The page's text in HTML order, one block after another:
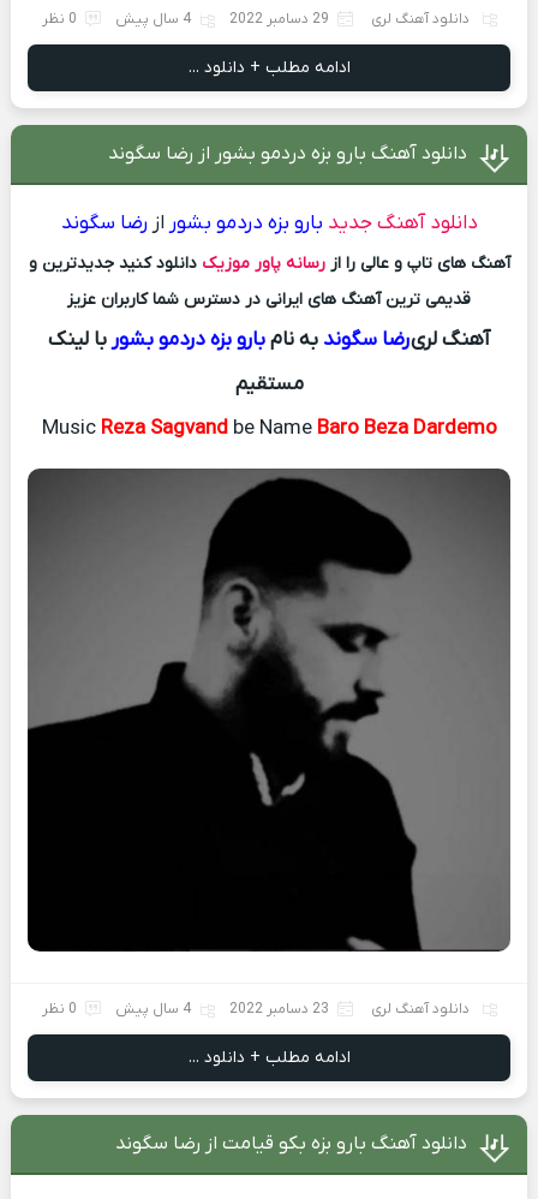
دانلود آهنگ لری 29 دسامبر 2022 4 سال پیش 0 نظر
ادامه مطلب + دانلود ...
دانلود آهنگ بارو بزه دردمو بشور از رضا سگوند
دانلود آهنگ جدید بارو بزه دردمو بشور از رضا سگوند
آهنگ های تاپ و عالی را ازرسانه پاور موزیک دانلود کنید جدیدترین و
قدیمی ترین آهنگ های ایرانی در دسترس شما کاربران عزیز
آهنگ لریرضا سگوند به نامبارو بزه دردمو بشوربا لینک
مستقیم
MusicReza Sagvand be NameBaro Beza Dardemo
دانلود آهنگ لری 23 دسامبر 2022 4 سال پیش 0 نظر
ادامه مطلب + دانلود ...
دانلود آهنگ بارو بزه بکو قیامت از رضا سگوند